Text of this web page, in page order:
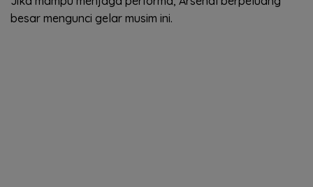
besar mengunci gelar musim ini.